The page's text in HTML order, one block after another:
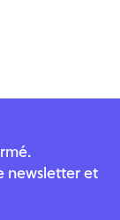
newsletter et